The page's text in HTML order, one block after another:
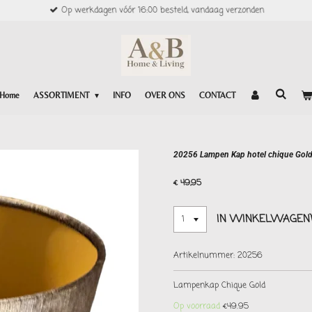
Op werkdagen vóór 16:00 besteld, vandaag verzonden
Home ASSORTIMENT INFO OVER ONS CONTACT
20256 Lampen Kap hotel chique Gold
€ 49,95
IN WINKELWAGEN
Artikelnummer: 20256
Lampenkap Chique Gold
Op voorraad €49.95